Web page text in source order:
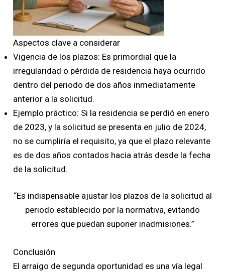
Aspectos clave a considerar
Vigencia de los plazos: Es primordial que la
irregularidad o pérdida de residencia haya ocurrido
dentro del periodo de dos años inmediatamente
anterior a la solicitud.
Ejemplo práctico: Si la residencia se perdió en enero
de 2023, y la solicitud se presenta en julio de 2024,
no se cumpliría el requisito, ya que el plazo relevante
es de dos años contados hacia atrás desde la fecha
de la solicitud.
“Es indispensable ajustar los plazos de la solicitud al
periodo establecido por la normativa, evitando
errores que puedan suponer inadmisiones.”
Conclusión
El arraigo de segunda oportunidad es una vía legal